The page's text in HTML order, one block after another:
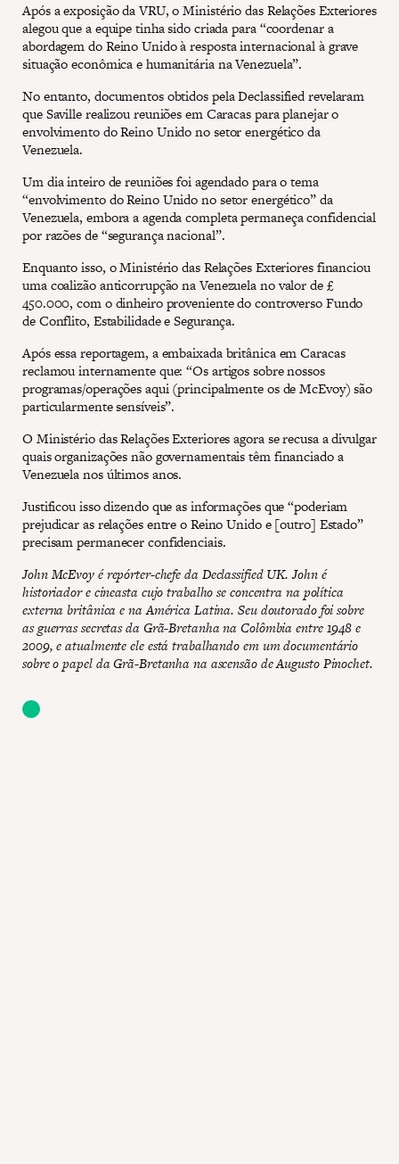
Após a exposição da VRU, o Ministério das Relações Exteriores
alegou que a equipe tinha sido criada para “coordenar a
abordagem do Reino Unido à resposta internacional à grave
situação econômica e humanitária na Venezuela”.
No entanto, documentos obtidos pela Declassified revelaram
que Saville realizou reuniões em Caracas para planejar o
envolvimento do Reino Unido no setor energético da
Venezuela.
Um dia inteiro de reuniões foi agendado para o tema
“envolvimento do Reino Unido no setor energético” da
Venezuela, embora a agenda completa permaneça confidencial
por razões de “segurança nacional”.
Enquanto isso, o Ministério das Relações Exteriores financiou
uma coalizão anticorrupção na Venezuela no valor de £
450.000, com o dinheiro proveniente do controverso Fundo
de Conflito, Estabilidade e Segurança.
Após essa reportagem, a embaixada britânica em Caracas
reclamou internamente que: “Os artigos sobre nossos
programas/operações aqui (principalmente os de McEvoy) são
particularmente sensíveis”.
O Ministério das Relações Exteriores agora se recusa a divulgar
quais organizações não governamentais têm financiado a
Venezuela nos últimos anos.
Justificou isso dizendo que as informações que “poderiam
prejudicar as relações entre o Reino Unido e [outro] Estado”
precisam permanecer confidenciais.
John McEvoy é repórter-chefe da Declassified UK. John é
historiador e cineasta cujo trabalho se concentra na política
externa britânica e na América Latina. Seu doutorado foi sobre
as guerras secretas da Grã-Bretanha na Colômbia entre 1948 e
2009, e atualmente ele está trabalhando em um documentário
sobre o papel da Grã-Bretanha na ascensão de Augusto Pinochet.